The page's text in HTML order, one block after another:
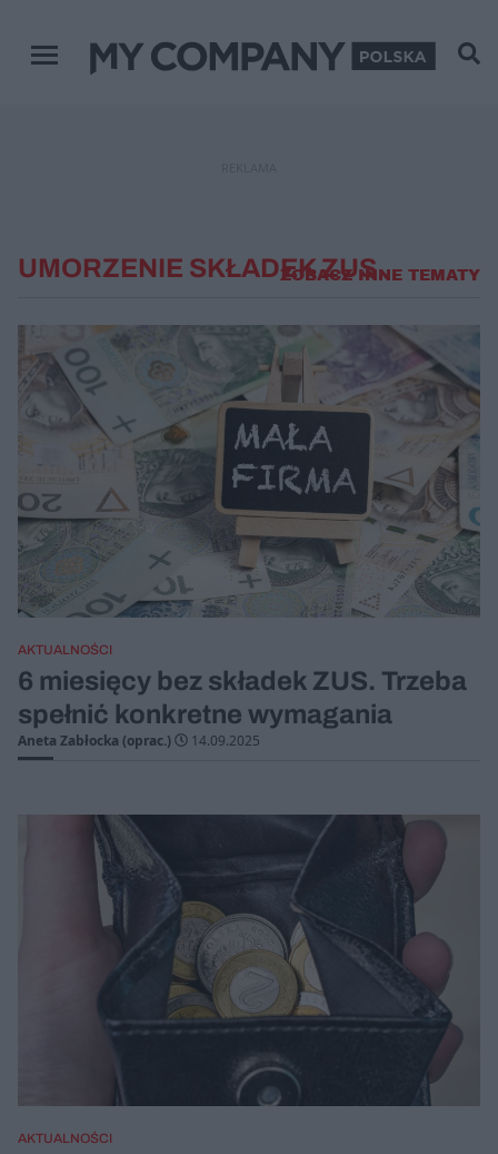
Menu główne
UMORZENIE SKŁADEK ZUSZOBACZ INNE TEMATY
AKTUALNOŚCI
6 miesięcy bez składek ZUS. Trzeba
spełnić konkretne wymagania
Aneta Zabłocka (oprac.) 14.09.2025
AKTUALNOŚCI